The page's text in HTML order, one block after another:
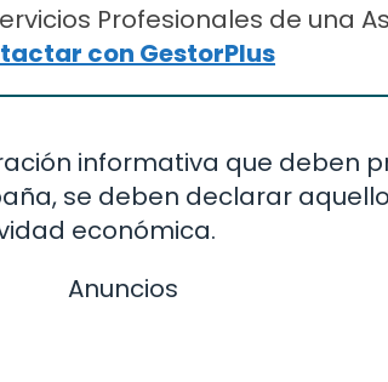
Profesionales de una
con GestorPlus
informativa que deben
se deben declarar
económica.
Anuncios